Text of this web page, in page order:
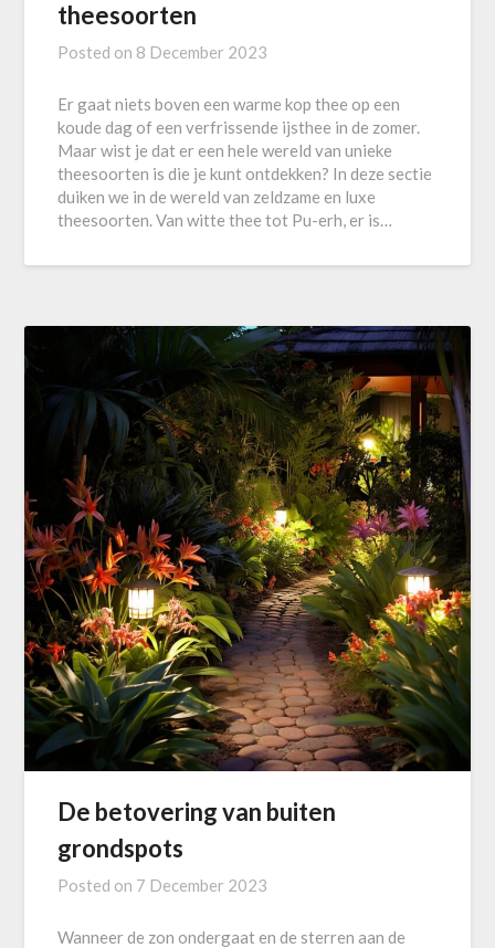
theesoorten
Posted on 8 December 2023
Er gaat niets boven een warme kop thee op een
koude dag of een verfrissende ijsthee in de zomer.
Maar wist je dat er een hele wereld van unieke
theesoorten is die je kunt ontdekken? In deze sectie
duiken we in de wereld van zeldzame en luxe
theesoorten. Van witte thee tot Pu-erh, er is…
De betovering van buiten
grondspots
Posted on 7 December 2023
Wanneer de zon ondergaat en de sterren aan de